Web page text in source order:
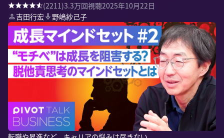
(2211)3.3万回視聴2025年10月22日
吉田行宏
野嶋紗己子